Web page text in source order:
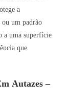
a
um padrão
a uma superfície
que
Autazes –